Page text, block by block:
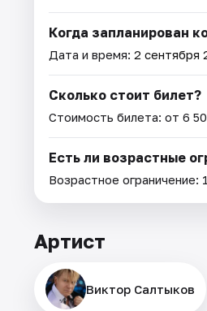
Когда запланирован
Дата и время: 2 сентября
Сколько стоит билет?
Стоимость билета: от 6
Есть ли возрастные
Возрастное ограничение:
Артист
Виктор Салтыков